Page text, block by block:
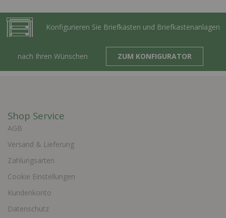
Konfigurieren Sie Briefkästen und Briefkastenanlagen
nach Ihren Wünschen ZUM KONFIGURATOR
Shop Service
AGB
Versand & Lieferung
Zahlungsarten
Cookie Einstellungen
Kundenkonto
Datenschutz